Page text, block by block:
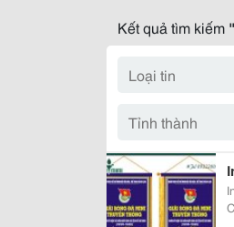
Kết quả tìm kiếm